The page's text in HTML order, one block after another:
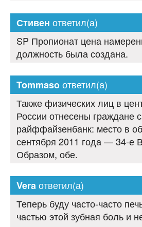
Стивен ответил(а)
SP Пропионат цена
должность была создана.
Tommasoответил(а)
Также физических лиц в
России отнесены граждане
райффайзенбанк: место в
сентября 2011 года — 34-е
Образом, обе.
Veraответил(а)
Теперь буду часто-часто
частью этой зубная боль и